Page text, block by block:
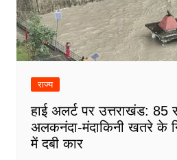
राज्य
हाई अलर्ट पर उत्तराखंड:
अलकनंदा-मंदाकिनी खतरे के
में दबी कार